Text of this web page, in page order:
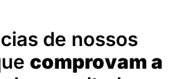
de nossos
comprovam a